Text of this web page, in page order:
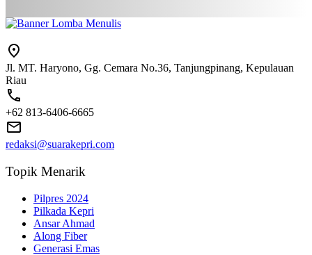
Jl. MT. Haryono, Gg. Cemara No.36, Tanjungpinang, Kepulauan
Riau
+62 813-6406-6665
redaksi@suarakepri.com
Topik Menarik
Pilpres 2024
Pilkada Kepri
Ansar Ahmad
Along Fiber
Generasi Emas